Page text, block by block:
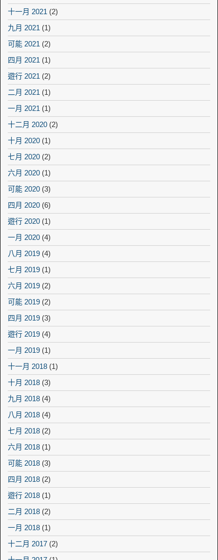
十一月 2021 (2)
九月 2021 (1)
可能 2021 (2)
四月 2021 (1)
遊行 2021 (2)
二月 2021 (1)
一月 2021 (1)
十二月 2020 (2)
十月 2020 (1)
七月 2020 (2)
六月 2020 (1)
可能 2020 (3)
四月 2020 (6)
遊行 2020 (1)
一月 2020 (4)
八月 2019 (4)
七月 2019 (1)
六月 2019 (2)
可能 2019 (2)
四月 2019 (3)
遊行 2019 (4)
一月 2019 (1)
十一月 2018 (1)
十月 2018 (3)
九月 2018 (4)
八月 2018 (4)
七月 2018 (2)
六月 2018 (1)
可能 2018 (3)
四月 2018 (2)
遊行 2018 (1)
二月 2018 (2)
一月 2018 (1)
十二月 2017 (2)